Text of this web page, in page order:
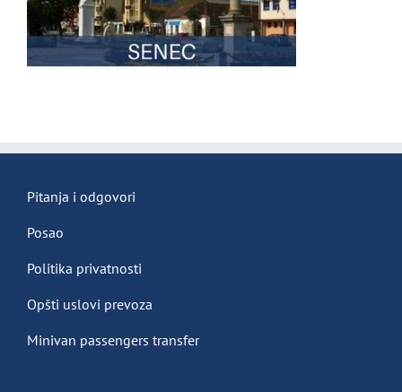
Pitanja i odgovori
Posao
Politika privatnosti
Opšti uslovi prevoza
Minivan passengers transfer